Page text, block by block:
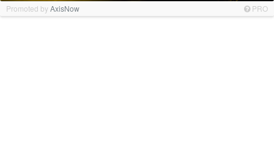
Promoted byAxisNow PRO